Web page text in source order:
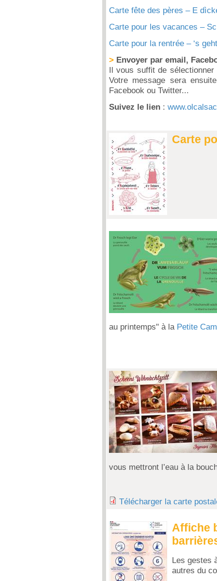
Carte fête des pères – E
Carte pour les vacances –
Carte pour la rentrée – ‘s
> Envoyer par email,
Il vous suffit de
Votre message sera
Facebook ou Twitter...
Suivez le lien :
Carte
au printemps" à la Petite
vous mettront l’eau à la
Télécharger la carte
Affiche
Les gestes
autres du